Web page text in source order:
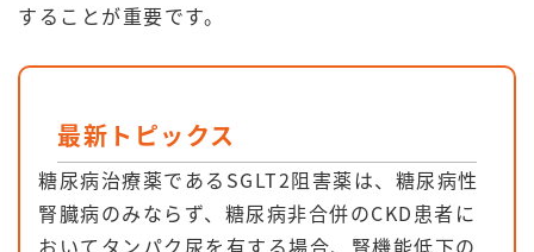
することが重要です。
最新トピックス
糖尿病治療薬であるSGLT2阻害薬は、糖尿病性
腎臓病のみならず、糖尿病非合併のCKD患者に